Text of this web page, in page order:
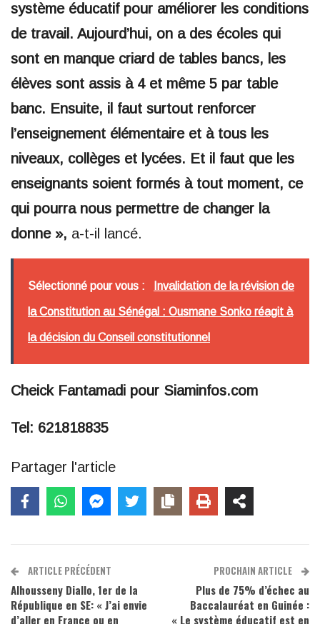
système éducatif pour améliorer les conditions
de travail. Aujourd’hui, on a des écoles qui
sont en manque criard de tables bancs, les
élèves sont assis à 4 et même 5 par table
banc. Ensuite, il faut surtout renforcer
l’enseignement élémentaire et à tous les
niveaux, collèges et lycées. Et il faut que les
enseignants soient formés à tout moment, ce
qui pourra nous permettre de changer la
donne », a-t-il lancé.
Sélectionné pour vous : Invalidation de la révision de
la Constitution au Sénégal : Ousmane Sonko réagit à
la décision du Conseil constitutionnel
Cheick Fantamadi pour Siaminfos.com
Tel: 621818835
Partager l'article
ARTICLE PRÉCÉDENT
Alhousseny Diallo, 1er de la
République en SE: « J’ai envie
d’aller en France ou en
PROCHAIN ARTICLE
Plus de 75% d’échec au
Baccalauréat en Guinée :
« Le système éducatif est en